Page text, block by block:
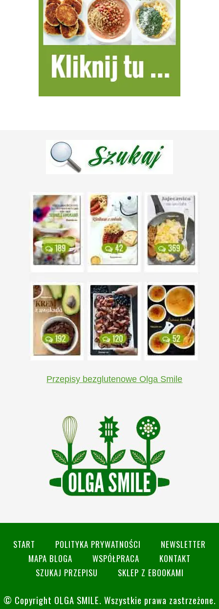
Przepisy bezglutenowe Olga Smile
START POLITYKA PRYWATNOŚCI
NEWSLETTER
MAPA BLOGA
WSPÓŁPRACA
KONTAKT
SZUKAJ PRZEPISU
SKLEP Z EBOOKAMI
© Copyright OLGA SMILE. Wszystkie prawa zastrzeżone.